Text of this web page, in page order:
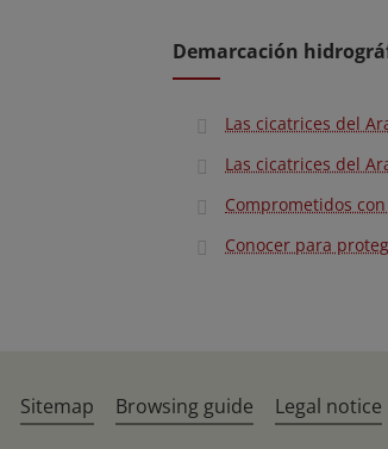
Demarcación
Las cicatrices del
Las cicatrices del
Comprometidos
Conocer para
Sitemap Browsing guide Legal notice